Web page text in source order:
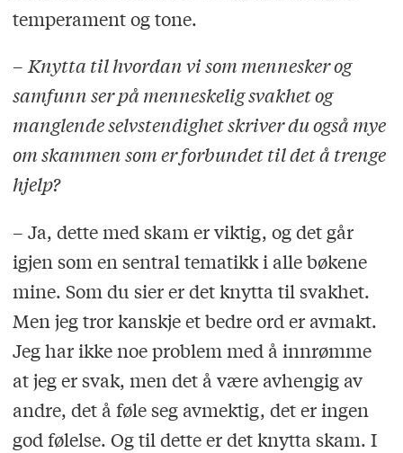
temperament og tone.
–Knytta til hvordan vi som mennesker og
samfunn ser på menneskelig svakhet og
manglende selvstendighet skriver du også mye
om skammen som er forbundet til det å trenge
hjelp?
– Ja, dette med skam er viktig, og det går
igjen som en sentral tematikk i alle bøkene
mine. Som du sier er det knytta til svakhet.
Men jeg tror kanskje et bedre ord er avmakt.
Jeg har ikke noe problem med å innrømme
at jeg er svak, men det å være avhengig av
andre, det å føle seg avmektig, det er ingen
god følelse. Og til dette er det knytta skam. I